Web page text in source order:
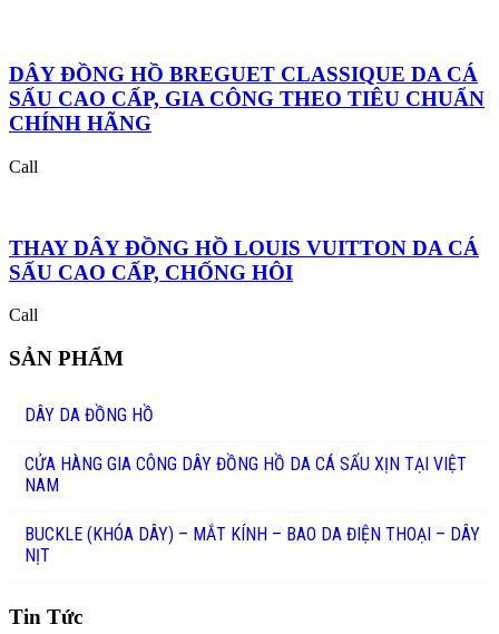
DÂY ĐỒNG HỒ BREGUET CLASSIQUE DA CÁ
SẤU CAO CẤP, GIA CÔNG THEO TIÊU CHUẨN
CHÍNH HÃNG
Call
THAY DÂY ĐỒNG HỒ LOUIS VUITTON DA CÁ
SẤU CAO CẤP, CHỐNG HÔI
Call
SẢN PHẨM
DÂY DA ĐỒNG HỒ
CỬA HÀNG GIA CÔNG DÂY ĐỒNG HỒ DA CÁ SẤU XỊN TẠI VIỆT
NAM
BUCKLE (KHÓA DÂY) – MẮT KÍNH – BAO DA ĐIỆN THOẠI – DÂY
NỊT
Tin Tức